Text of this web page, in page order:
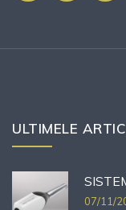
ULTIMELE
07/11/